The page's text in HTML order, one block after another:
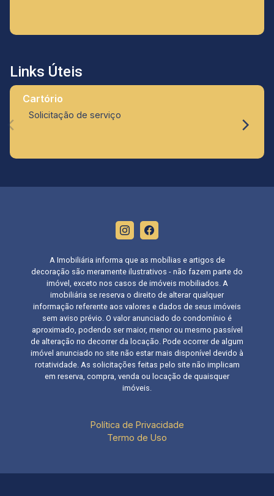
Links Úteis
Cartório
Solicitação de serviço
A Imobiliária informa que as mobílias e artigos de
decoração são meramente ilustrativos - não fazem parte do
imóvel, exceto nos casos de imóveis mobiliados. A
imobiliária se reserva o direito de alterar qualquer
informação referente aos valores e dados de seus imóveis
sem aviso prévio. O valor anunciado do condomínio é
aproximado, podendo ser maior, menor ou mesmo passível
de alteração no decorrer da locação. Pode ocorrer de algum
imóvel anunciado no site não estar mais disponível devido à
rotatividade. As solicitações feitas pelo site não implicam
em reserva, compra, venda ou locação de quaisquer
imóveis.
Política de Privacidade
Termo de Uso